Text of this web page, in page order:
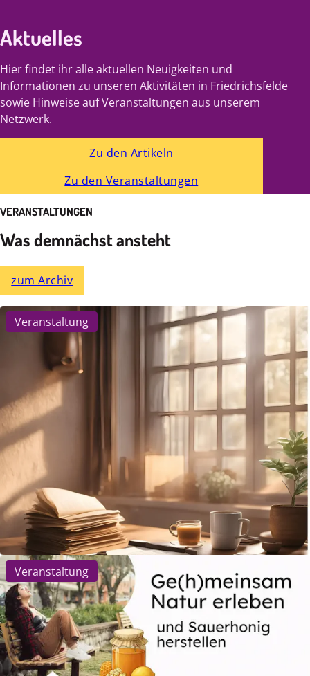
Aktuelles
Hier findet ihr alle aktuellen Neuigkeiten und
Informationen zu unseren Aktivitäten in Friedrichsfelde
sowie Hinweise auf Veranstaltungen aus unserem
Netzwerk.
Zu den Artikeln
Zu den Veranstaltungen
Was demnächst ansteht
VERANSTALTUNGEN
zum Archiv
Veranstaltung
Jobcoaching mit den Berliner
Jobcoaches 💼
6. August | 10:00 Uhr 16:00 Uhr
Die Berliner Jobcoaches beraten einmal im Monat
kostenlos zu allen Fragen rund um Jobsuche,
Bewerbung, Qualifizierung. Für einen Termin
meldet euch bitte bei Frau Mansoorian an:
Telefon: 0176 198 00…
Mehr erfahren
Veranstaltung
Ge(h)meinsam Natur erleben –
Spaziergang & Oxymel (Sauerhonig)
13. August | 14:00 Uhr 15:30 Uhr
Bei einem achtsamen Spaziergang durch die
Natur nehmen wir unsere Umgebung mit allen